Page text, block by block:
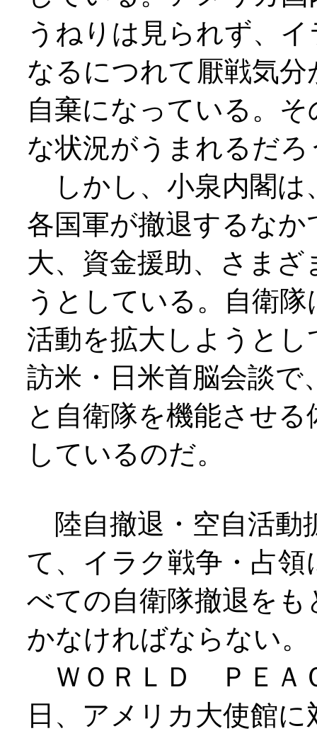
うねりは見られず、
なるにつれて厭戦気
自棄になっている。
な状況がうまれるだろ
しかし、小泉内閣は
各国軍が撤退するな
大、資金援助、さま
うとしている。自衛
活動を拡大しようと
訪米・日米首脳会談で
と自衛隊を機能させ
しているのだ。
陸自撤退・空自活動
て、イラク戦争・占
べての自衛隊撤退を
かなければならない。
ＷＯＲＬＤ ＰＥＡ
日、アメリカ大使館